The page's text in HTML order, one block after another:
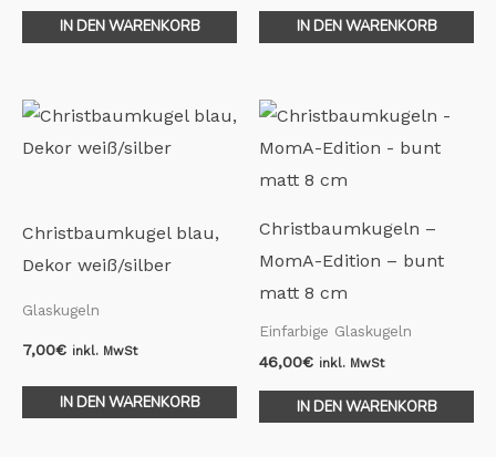
IN DEN WARENKORB IN DEN WARENKORB
Christbaumkugel blau,
Dekor weiß/silber
Glaskugeln
7,00€ inkl. MwSt
IN DEN WARENKORB
Christbaumkugeln –
MomA-Edition – bunt
matt 8 cm
Einfarbige Glaskugeln
46,00€ inkl. MwSt
IN DEN WARENKORB